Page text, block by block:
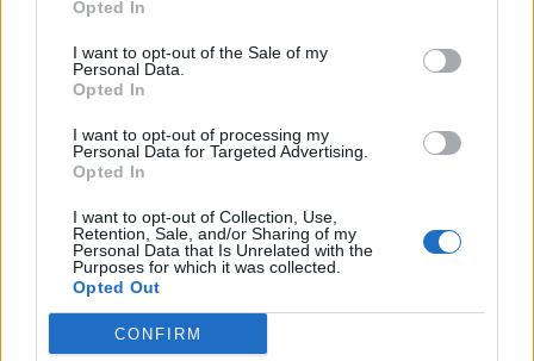
Opted In
I want to opt-out of the Sale of my
Personal Data.
Opted In
I want to opt-out of processing my
Personal Data for Targeted Advertising.
Opted In
I want to opt-out of Collection, Use,
Retention, Sale, and/or Sharing of my
Personal Data that Is Unrelated with the
Purposes for which it was collected.
Opted Out
CONFIRM